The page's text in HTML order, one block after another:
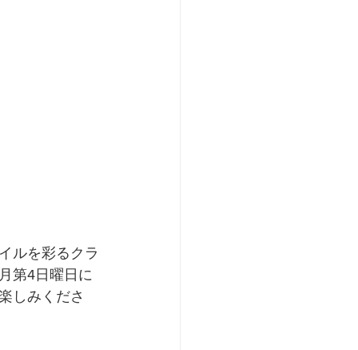
ルを彩るクラ
第4日曜日に
しみくださ